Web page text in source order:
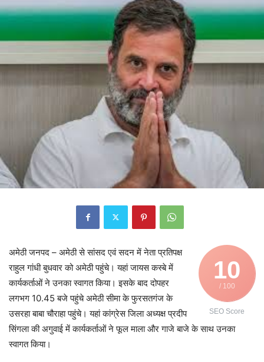
10
/ 100
SEO Score
अमेठी जनपद – अमेठी से सांसद एवं सदन में नेता प्रतिपक्ष
राहुल गांधी बुधवार को अमेठी पहुंचे। यहां जायस कस्बे में
कार्यकर्ताओं ने उनका स्वागत किया। इसके बाद दोपहर
लगभग 10.45 बजे पहुंचे अमेठी सीमा के फुरसतगंज के
उसरहा बाबा चौराहा पहुंचे। यहां कांग्रेस जिला अध्यक्ष प्रदीप
सिंगला की अगुवाई में कार्यकर्ताओं ने फूल माला और गाजे बाजे के साथ उनका
स्वागत किया।